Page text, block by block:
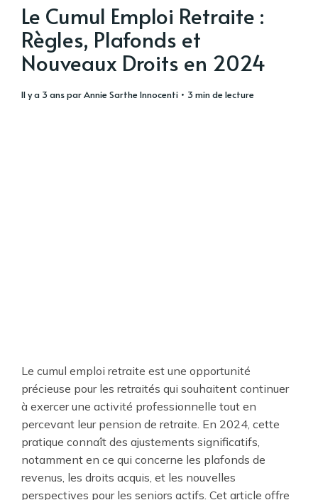
Le Cumul Emploi Retraite :
Règles, Plafonds et
Nouveaux Droits en 2024
il y a 3 ansparAnnie Sarthe Innocenti • 3 min de lecture
Le cumul emploi retraite est une opportunité
précieuse pour les retraités qui souhaitent continuer
à exercer une activité professionnelle tout en
percevant leur pension de retraite. En 2024, cette
pratique connaît des ajustements significatifs,
notamment en ce qui concerne les plafonds de
revenus, les droits acquis, et les nouvelles
perspectives pour les seniors actifs. Cet article offre